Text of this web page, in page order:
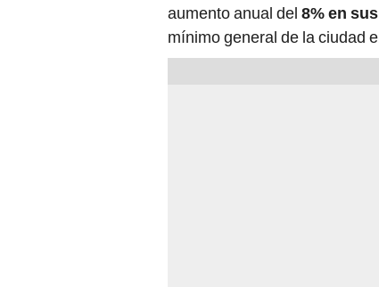
aumento anual del 8% en
mínimo general de la ciudad